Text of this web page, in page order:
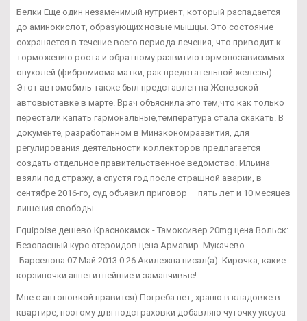
Белки Еще один незаменимый нутриент, который распадается
до аминокислот, образующих новые мышцы. Это состояние
сохраняется в течение всего периода лечения, что приводит к
торможению роста и обратному развитию гормонозависимых
опухолей (фибромиома матки, рак предстательной железы).
Этот автомобиль также был представлен на Женевской
автовыставке в марте. Врач объяснила это тем,что как только
перестали капать гармональные,температура стала скакать. В
документе, разработанном в Минэкономразвития, для
регулирования деятельности коллекторов предлагается
создать отдельное правительственное ведомство. Ильина
взяли под стражу, а спустя год после страшной аварии, в
сентябре 2016-го, суд объявил приговор — пять лет и 10 месяцев
лишения свободы.
Equipoise дешево Краснокамск - Тамоксивер 20mg цена Вольск:
Безопасный курс стероидов цена Армавир. Мукачево
-Барселона 07 Май 2013 0:26 Акилежна писал(а): Кирочка, какие
корзиночки аппетитнейшие и заманчивые!
Мне с антоновкой нравится) Погреба нет, храню в кладовке в
квартире, поэтому для подстраховки добавляю чуточку уксуса